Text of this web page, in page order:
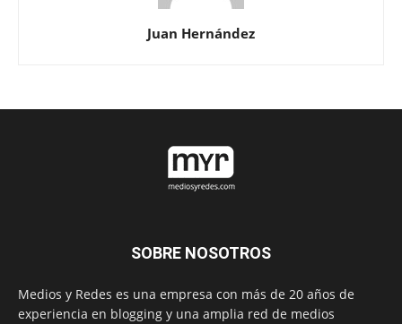
Juan Hernández
SOBRE NOSOTROS
Medios y Redes es una empresa con más de 20 años de
experiencia en blogging y una amplia red de medios